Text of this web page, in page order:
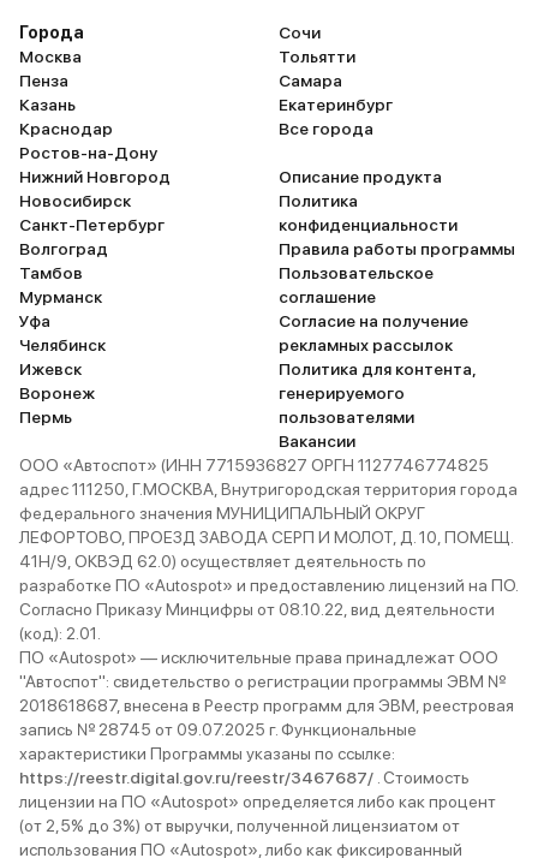
Города
Москва
Пенза
Казань
Краснодар
Ростов-на-Дону
Нижний Новгород
Новосибирск
Санкт-Петербург
Волгоград
Тамбов
Мурманск
Уфа
Челябинск
Ижевск
Воронеж
Пермь
Сочи
Тольятти
Самара
Екатеринбург
Все города
Описание продукта
Политика
конфиденциальности
Правила работы программы
Пользовательское
соглашение
Согласие на получение
рекламных рассылок
Политика для контента,
генерируемого
пользователями
Вакансии
ООО «Автоспот» (ИНН 7715936827 ОРГН 1127746774825
адрес 111250, Г.МОСКВА, Внутригородская территория города
федерального значения МУНИЦИПАЛЬНЫЙ ОКРУГ
ЛЕФОРТОВО, ПРОЕЗД ЗАВОДА СЕРП И МОЛОТ, Д. 10, ПОМЕЩ.
41Н/9, ОКВЭД 62.0) осуществляет деятельность по
разработке ПО «Autospot» и предоставлению лицензий на ПО.
Согласно Приказу Минцифры от 08.10.22, вид деятельности
(код): 2.01.
ПО «Autospot» — исключительные права принадлежат ООО
"Автоспот": свидетельство о регистрации программы ЭВМ №
2018618687, внесена в Реестр программ для ЭВМ, реестровая
запись № 28745 от 09.07.2025 г. Функциональные
характеристики Программы указаны по ссылке:
https://reestr.digital.gov.ru/reestr/3467687/ . Стоимость
лицензии на ПО «Autospot» определяется либо как процент
(от 2,5% до 3%) от выручки, полученной лицензиатом от
использования ПО «Autospot», либо как фиксированный